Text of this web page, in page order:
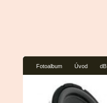
Fotoalbum Úvod